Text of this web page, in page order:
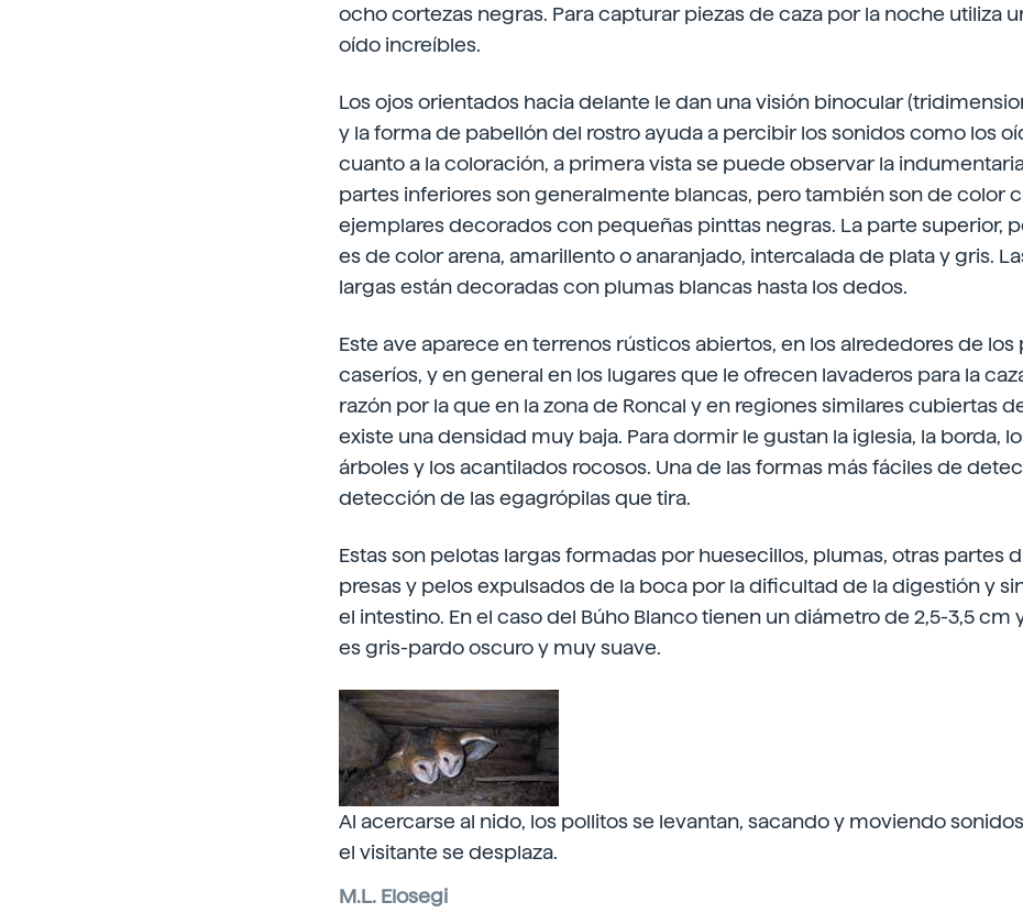
ocho cortezas negras. Para capturar piezas de caza por la noche utiliza
oído increíbles.
Los ojos orientados hacia delante le dan una visión binocular
y la forma de pabellón del rostro ayuda a percibir los sonidos como los
cuanto a la coloración, a primera vista se puede observar la
partes inferiores son generalmente blancas, pero también son de color
ejemplares decorados con pequeñas pinttas negras. La parte superior,
es de color arena, amarillento o anaranjado, intercalada de plata y gris.
largas están decoradas con plumas blancas hasta los dedos.
Este ave aparece en terrenos rústicos abiertos, en los alrededores de los
caseríos, y en general en los lugares que le ofrecen lavaderos para la
razón por la que en la zona de Roncal y en regiones similares cubiertas
existe una densidad muy baja. Para dormir le gustan la iglesia, la borda,
árboles y los acantilados rocosos. Una de las formas más fáciles de
detección de las egagrópilas que tira.
Estas son pelotas largas formadas por huesecillos, plumas, otras partes
presas y pelos expulsados de la boca por la dificultad de la digestión y
el intestino. En el caso del Búho Blanco tienen un diámetro de 2,5-3,5 cm
es gris-pardo oscuro y muy suave.
Al acercarse al nido, los pollitos se levantan, sacando y moviendo
el visitante se desplaza.
M.L. Elosegi